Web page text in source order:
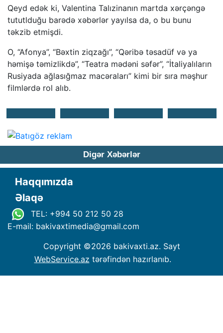
Qeyd edək ki, Valentina Talızinanın martda xərçəngə
tututlduğu barədə xəbərlər yayılsa da, o bu bunu
təkzib etmişdi.
O, “Afonya”, “Bəxtin ziqzağı”, “Qəribə təsadüf və ya
həmişə təmizlikdə”, “Teatra mədəni səfər”, “İtaliyalıların
Rusiyada ağlasığmaz macəraları” kimi bir sıra məşhur
filmlərdə rol alıb.
Digər Xəbərlər
Haqqımızda
Əlaqə
TEL: +994 50 212 50 28
E-mail: bakivaxtimedia@gmail.com
Copyright ©2026 bakivaxti.az. Sayt
WebService.az tərəfindən hazırlanıb.